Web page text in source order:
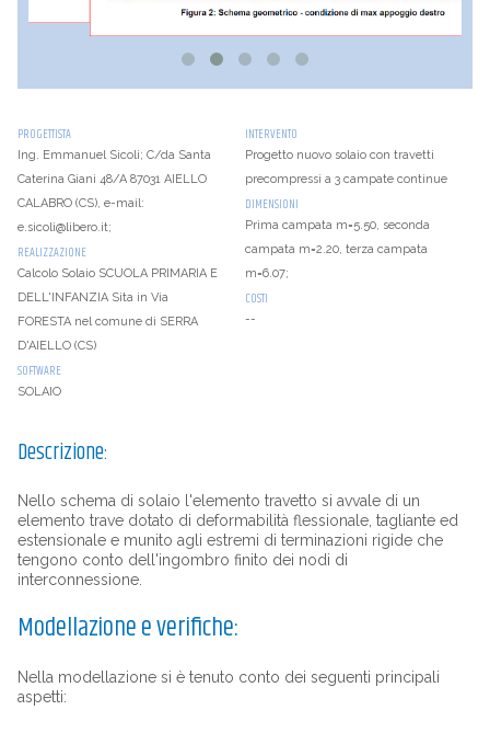
PROGETTISTA
Ing. Emmanuel Sicoli; C/da Santa
Caterina Giani 48/A 87031 AIELLO
CALABRO (CS), e-mail:
e.sicoli@libero.it;
REALIZZAZIONE
Calcolo Solaio SCUOLA PRIMARIA E
DELL'INFANZIA Sita in Via
FORESTA nel comune di SERRA
D'AIELLO (CS)
SOFTWARE
SOLAIO
INTERVENTO
Progetto nuovo solaio con travetti
precompressi a 3 campate continue
DIMENSIONI
Prima campata m=5.50, seconda
campata m=2.20, terza campata
m=6.07;
COSTI
--
Descrizione:
Nello schema di solaio l'elemento travetto si avvale di un
elemento trave dotato di deformabilità flessionale, tagliante ed
estensionale e munito agli estremi di terminazioni rigide che
tengono conto dell'ingombro finito dei nodi di
interconnessione.
Modellazione e verifiche:
Nella modellazione si è tenuto conto dei seguenti principali
aspetti: